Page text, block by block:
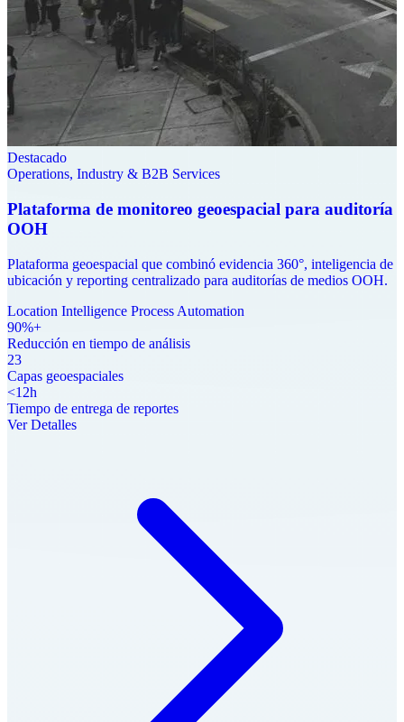
Destacado
Operations, Industry & B2B Services
Plataforma de monitoreo geoespacial para auditoría
OOH
Plataforma geoespacial que combinó evidencia 360°, inteligencia de
ubicación y reporting centralizado para auditorías de medios OOH.
Location Intelligence Process Automation
90%+
Reducción en tiempo de análisis
23
Capas geoespaciales
<12h
Tiempo de entrega de reportes
Ver Detalles